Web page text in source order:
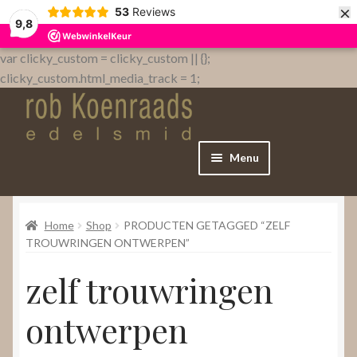
9,8
53 Reviews ×
var clicky_custom = clicky_custom || {};
clicky_custom.html_media_track = 1;
Menu
Home
WebShop
Contact
Home Shop
PRODUCTEN GETAGGED “ZELF
TROUWRINGEN ONTWERPEN”
zelf trouwringen
ontwerpen